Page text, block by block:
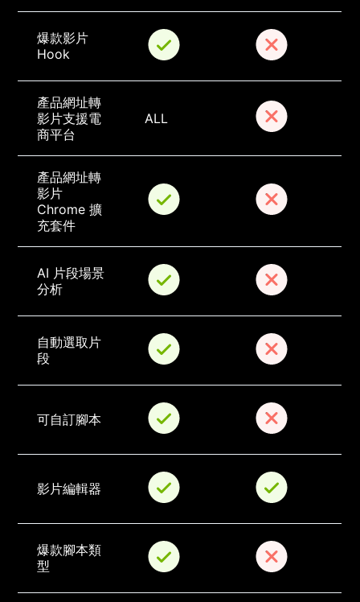
爆款影片
Hook
產品網址轉
影片支援電
商平台
ALL
產品網址轉
影片
Chrome 擴
充套件
AI 片段場景
分析
自動選取片
段
可自訂腳本
影片編輯器
爆款腳本類
型